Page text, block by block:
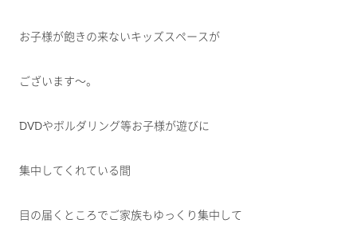
お子様が飽きの来ないキッズスペースが
ございます～。
DVDやボルダリング等お子様が遊びに
集中してくれている間
目の届くところでご家族もゆっくり集中して